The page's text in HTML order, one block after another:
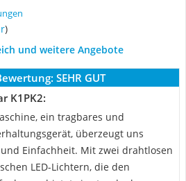
)
und weitere Angebote
SEHR GUT
K1PK2:
ein tragbares und
überzeugt uns
Einfachheit. Mit zwei drahtlosen
LED-Lichtern, die den